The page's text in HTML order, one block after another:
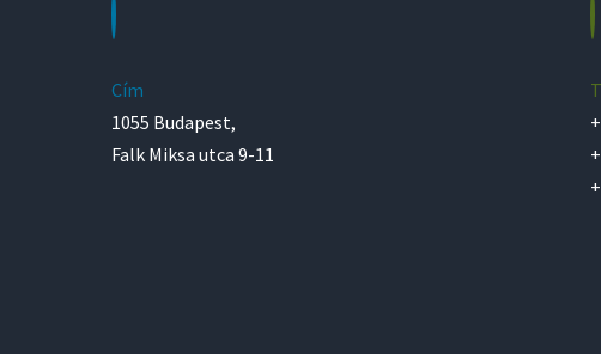
Cím
1055 Budapest,
Falk Miksa utca 9-11